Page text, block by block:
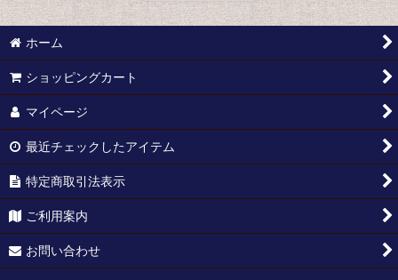
ホーム
ショッピングカート
マイページ
最近チェックしたアイテム
特定商取引法表示
ご利用案内
お問い合わせ